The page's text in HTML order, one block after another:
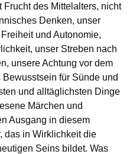
des Mittelalters, nicht
Denken, unser
und Autonomie,
unser Streben nach
unsere Achtung vor dem
für Sünde und
und alltäglichsten Dinge
Märchen und
Ausgang in diesem
das in Wirklichkeit die
Seins bildet. Was